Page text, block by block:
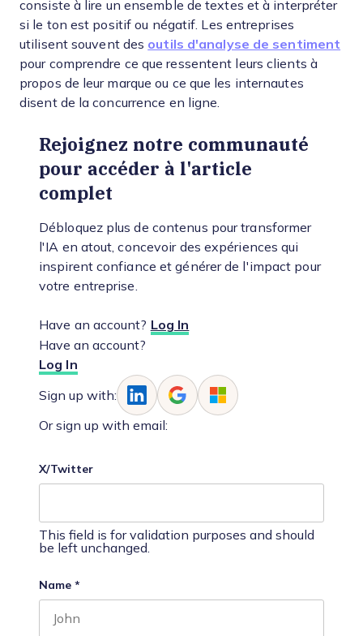
consiste à lire un ensemble de textes et à interpréter
si le ton est positif ou négatif. Les entreprises
utilisent souvent des outils d'analyse de sentiment
pour comprendre ce que ressentent leurs clients à
propos de leur marque ou ce que les internautes
disent de la concurrence en ligne.
Rejoignez notre communauté
pour accéder à l'article
complet
Débloquez plus de contenus pour transformer
l'IA en atout, concevoir des expériences qui
inspirent confiance et générer de l'impact pour
votre entreprise.
Have an account? Log In
Have an account?
Log In
Sign up with:
Or sign up with email:
X/Twitter
This field is for validation purposes and should
be left unchanged.
Name *